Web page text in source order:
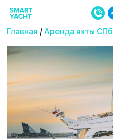
Главная / Аренда яхты СПб